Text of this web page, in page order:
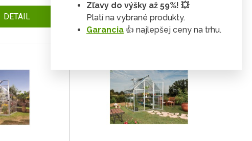
DETAIL 699 € DETAIL
Zľavy do výšky až 59%! 💥
Platí na vybrané produkty.
Garancia 👍 najlepšej ceny na trhu.